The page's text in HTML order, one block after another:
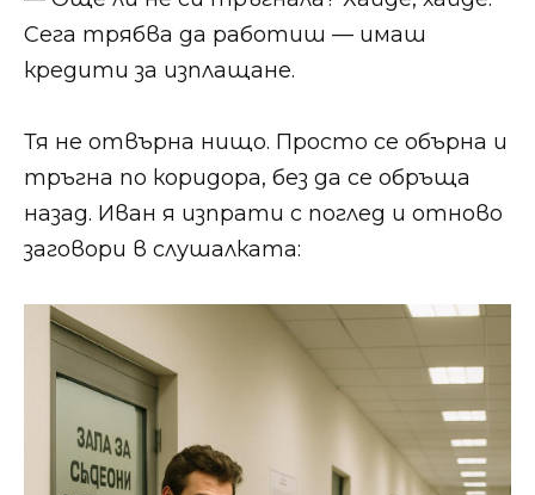
Сега трябва да работиш — имаш
кредити за изплащане.
Тя не отвърна нищо. Просто се обърна и
тръгна по коридора, без да се обръща
назад. Иван я изпрати с поглед и отново
заговори в слушалката: